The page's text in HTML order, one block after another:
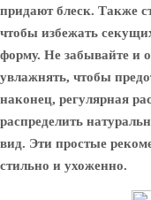
придают блеск. Также
чтобы избежать
форму. Не забывайте и
увлажнять, чтобы
наконец, регулярная
распределить
вид. Эти простые
стильно и ухоженно.